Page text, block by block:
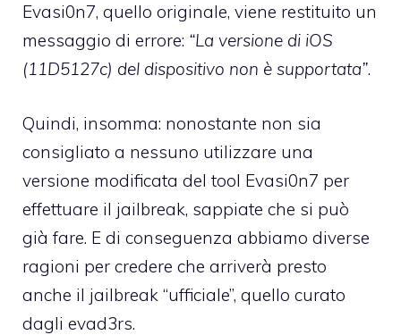
Evasi0n7, quello originale, viene restituito un
messaggio di errore: “La versione di iOS
(11D5127c) del dispositivo non è supportata”.
Quindi, insomma: nonostante non sia
consigliato a nessuno utilizzare una
versione modificata del tool Evasi0n7 per
effettuare il jailbreak, sappiate che si può
già fare. E di conseguenza abbiamo diverse
ragioni per credere che arriverà presto
anche il jailbreak “ufficiale”, quello curato
dagli evad3rs.